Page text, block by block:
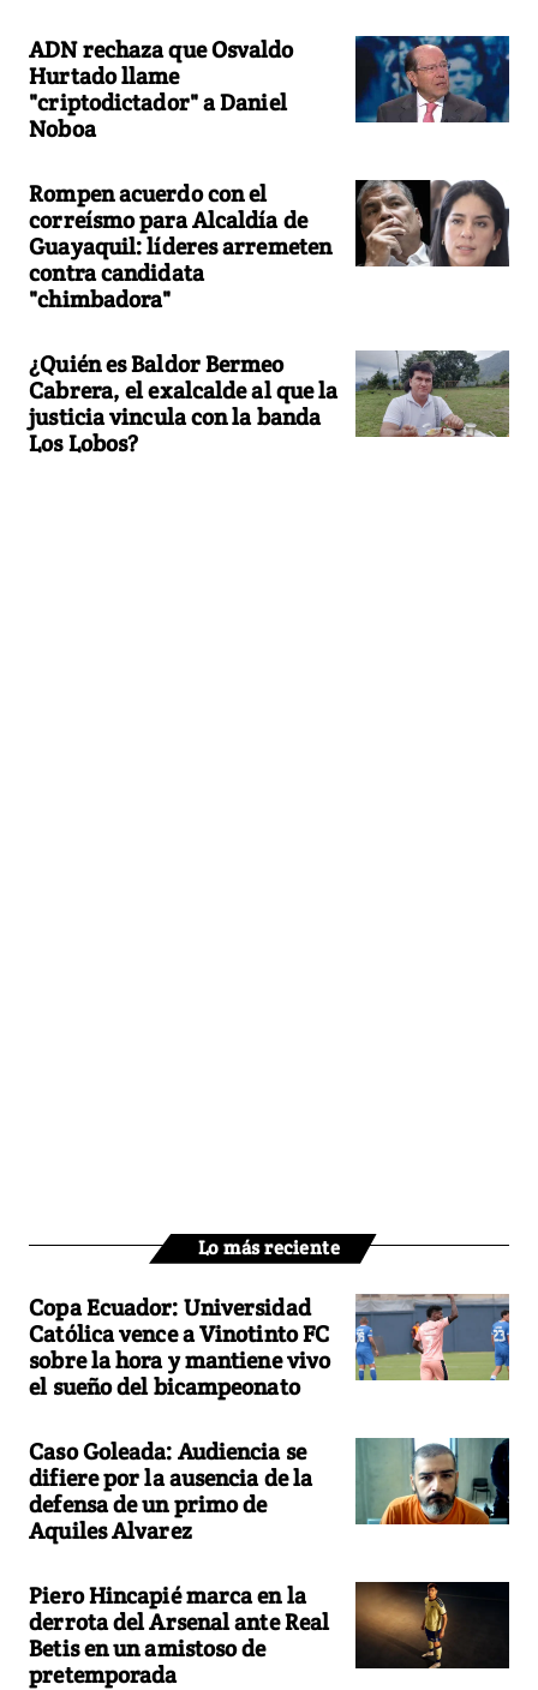
ADN rechaza que Osvaldo
Hurtado llame
"criptodictador" a Daniel
Noboa
Rompen acuerdo con el
correísmo para Alcaldía de
Guayaquil: líderes arremeten
contra candidata
"chimbadora"
¿Quién es Baldor Bermeo
Cabrera, el exalcalde al que la
justicia vincula con la banda
Los Lobos?
Lo más reciente
Copa Ecuador: Universidad
Católica vence a Vinotinto FC
sobre la hora y mantiene vivo
el sueño del bicampeonato
Caso Goleada: Audiencia se
difiere por la ausencia de la
defensa de un primo de
Aquiles Alvarez
Piero Hincapié marca en la
derrota del Arsenal ante Real
Betis en un amistoso de
pretemporada